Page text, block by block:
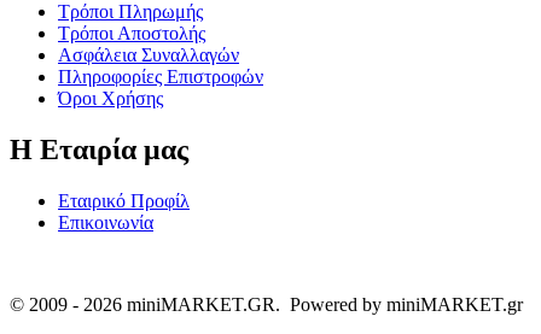
Τρόποι Πληρωμής
Τρόποι Αποστολής
Ασφάλεια Συναλλαγών
Πληροφορίες Επιστροφών
Όροι Χρήσης
Η Εταιρία μας
Εταιρικό Προφίλ
Επικοινωνία
© 2009 - 2026 miniMARKET.GR. Powered by miniMARKET.gr